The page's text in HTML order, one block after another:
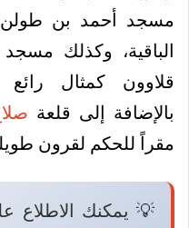
مسجد أحمد بن طولن
الباقية، وكذلك
قلاوون كمثال رائع
بالإضافة إلى قلعة
مقراً للحكم لقرون
💡 يمكنك الاطلاع